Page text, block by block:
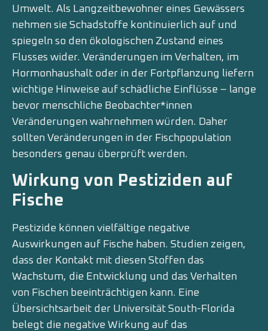
Umwelt. Als Langzeitbewohner eines Gewässers
nehmen sie Schadstoffe kontinuierlich auf und
spiegeln so den ökologischen Zustand eines
Flusses wider. Veränderungen im Verhalten, im
Hormonhaushalt oder in der Fortpflanzung liefern
wichtige Hinweise auf schädliche Einflüsse – lange
bevor menschliche Beobachter*innen
Veränderungen wahrnehmen würden. Daher
sollten Veränderungen in der Fischpopulation
besonders genau überprüft werden.
Wirkung von Pestiziden auf
Fische
Pestizide können vielfältige negative
Auswirkungen auf Fische haben. Studien zeigen,
dass der Kontakt mit diesen Stoffen das
Wachstum, die Entwicklung und das Verhalten
von Fischen beeinträchtigen kann. Eine
Übersichtsarbeit der Universität South-Florida
belegt die negative Wirkung auf das